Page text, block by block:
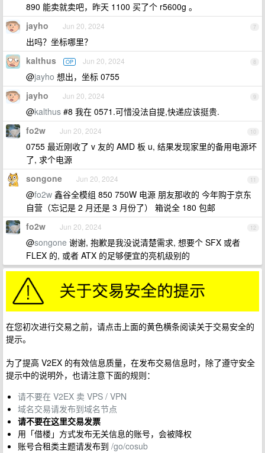
890 能卖就卖吧，昨天 1100 买了个 r5600g 。
7
jayho Jun 20, 2024
出吗？坐标哪里？
8
kalthus OP Jun 20, 2024
@jayho 想出，坐标 0755
9
jayho Jun 20, 2024
@kalthus #8 我在 0571.可惜没法自提,快递应该挺贵.
10
fo2w Jun 20, 2024
0755 最近刚收了 v 友的 AMD 板 u, 结果发现家里的备用电源坏
了, 求个电源
11
songone Jun 20, 2024
@fo2w 鑫谷全模组 850 750W 电源 朋友那收的 今年购于京东
自营（忘记是 2 月还是 3 月份了） 箱说全 180 包邮
12
fo2w Jun 20, 2024
@songone 谢谢, 抱歉是我没说清楚需求, 想要个 SFX 或者
FLEX 的, 或者 ATX 的足够便宜的亮机级别的
在您初次进行交易之前，请点击上面的黄色横条阅读关于交易安全的
提示。
为了提高 V2EX 的有效信息质量，在发布交易信息时，除了遵守安全
提示中的说明外，也请注意下面的规则：
请不要在 V2EX 卖 VPS / VPN
域名交易请发布到域名节点
请不要在这里交易发票
用「借楼」方式发布无关信息的账号，会被降权
账号合租类主题请发布到 /go/cosub